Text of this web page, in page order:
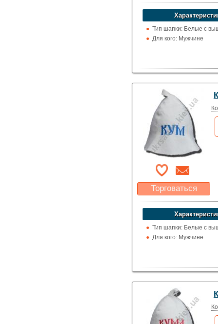
Какая цена Вас
устроит?
Указать цену
Тип шапки: Белые с
Для кого: Мужчине
Торговаться
Какая цена Вас
устроит?
Указать цену
Тип шапки: Белые с
Для кого: Мужчине